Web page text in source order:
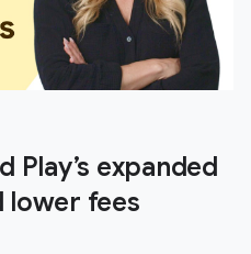
Play’s expanded
lower fees